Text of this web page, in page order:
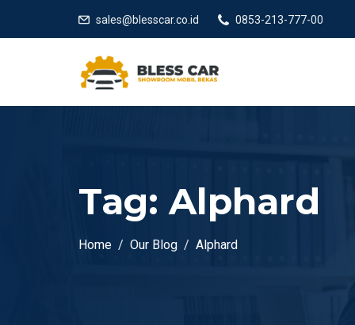
sales@blesscar.co.id 0853-213-777-00
Tag:Alphard
Home Our Blog Alphard